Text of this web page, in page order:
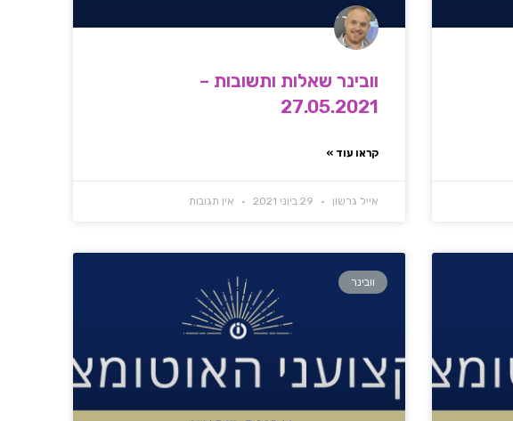
וובינר שאלות ותשובות –
27.05.2021
קראו עוד »
אייל גרשון אין תגובות
וובינר